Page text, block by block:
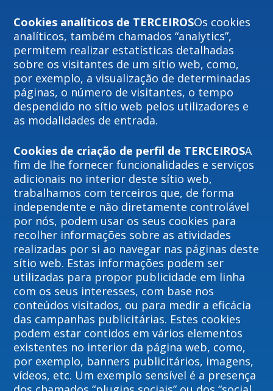
Cookies analíticos de TERCEIROSOs cookies
analíticos, também chamados “analytics”,
permitem realizar estatísticas detalhadas
sobre os visitantes de um sítio web, como,
por exemplo, a visualização de determinadas
páginas, o número de visitantes, o tempo
despendido no sítio web pelos utilizadores e
as modalidades de entrada.
Cookies de criação de perfil de TERCEIROSA
fim de lhe fornecer funcionalidades e serviços
adicionais no interior deste sítio web,
trabalhamos com terceiros que, de forma
independente e não diretamente controlável
por nós, podem usar os seus cookies para
recolher informações sobre as atividades
realizadas por si ao navegar nas páginas deste
sítio web. Estas informações podem ser
utilizadas para propor publicidade em linha
com os seus interesses, com base nos
conteúdos visitados, ou para medir a eficácia
das campanhas publicitárias. Estes cookies
podem estar contidos em vários elementos
existentes no interior da página web, como,
por exemplo, banners publicitários, imagens,
vídeos, etc. Um exemplo sensível é a presença